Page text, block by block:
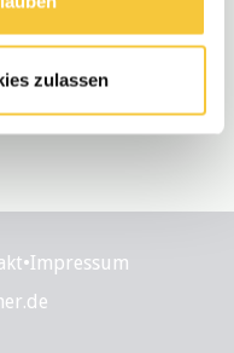
zulassen
•Impressum